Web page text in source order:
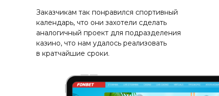
Заказчикам так понравился спортивный
календарь, что они захотели сделать
аналогичный проект для подразделения
казино, что нам удалось реализовать
в кратчайшие сроки.